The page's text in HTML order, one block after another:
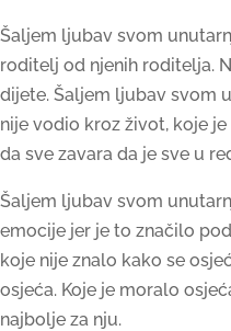
Šaljem ljubav svom
roditelj od njenih roditelja.
dijete. Šaljem ljubav svom
nije vodio kroz život, koje
da sve zavara da je sve u
Šaljem ljubav svom
emocije jer je to značilo
koje nije znalo kako se
osjeća. Koje je moralo
najbolje za nju.